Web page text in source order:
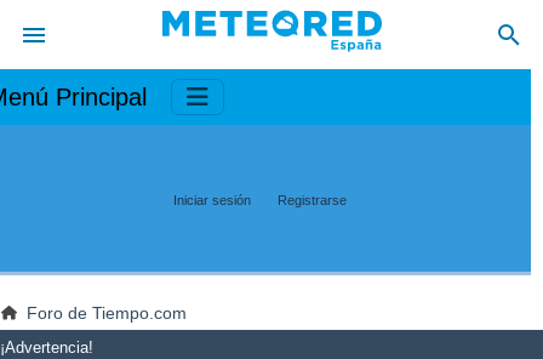
Principal
Iniciar sesión Registrarse
Foro de Tiempo.com
¡Advertencia!